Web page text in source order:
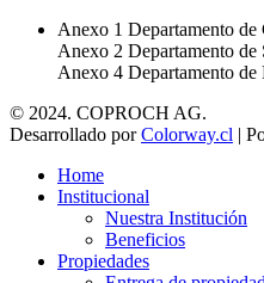
Anexo 1 Departamento de
Anexo 2 Departamento de
Anexo 4 Departamento de
© 2024. COPROCH AG.
Desarrollado porColorway.cl |
Home
Institucional
Nuestra Institución
Beneficios
Propiedades